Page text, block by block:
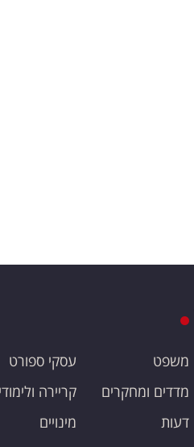
משפט
מדדים ומחקרים
דעות
עסקי ספורט
קריירה
מינויים